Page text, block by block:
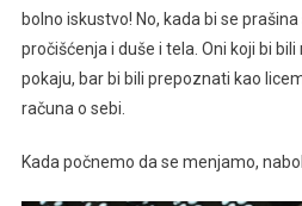
bolno iskustvo! No, kada bi se
pročišćenja i duše i tela. Oni koji bi
pokaju, bar bi bili prepoznati kao
računa o sebi.
Kada počnemo da se menjamo,